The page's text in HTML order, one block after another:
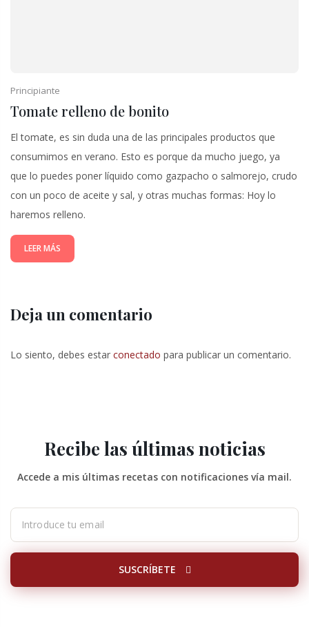
Principiante
Tomate relleno de bonito
El tomate, es sin duda una de las principales productos que
consumimos en verano. Esto es porque da mucho juego, ya
que lo puedes poner líquido como gazpacho o salmorejo, crudo
con un poco de aceite y sal, y otras muchas formas: Hoy lo
haremos relleno.
LEER MÁS
Deja un comentario
Lo siento, debes estar conectado para publicar un comentario.
Recibe las últimas noticias
Accede a mis últimas recetas con notificaciones vía mail.
SUSCRÍBETE